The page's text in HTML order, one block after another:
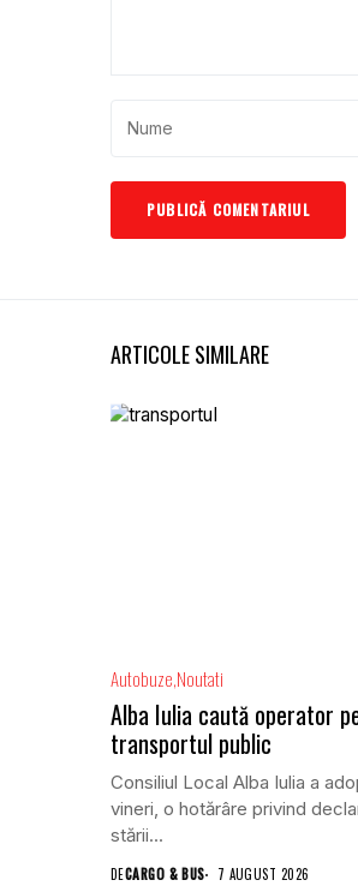
ARTICOLE SIMILARE
Autobuze Noutati
Alba Iulia caută operator
transportul public
Consiliul Local Alba Iulia a
vineri, o hotărâre privind
stării...
DECARGO & BUS 7 AUGUST 2026